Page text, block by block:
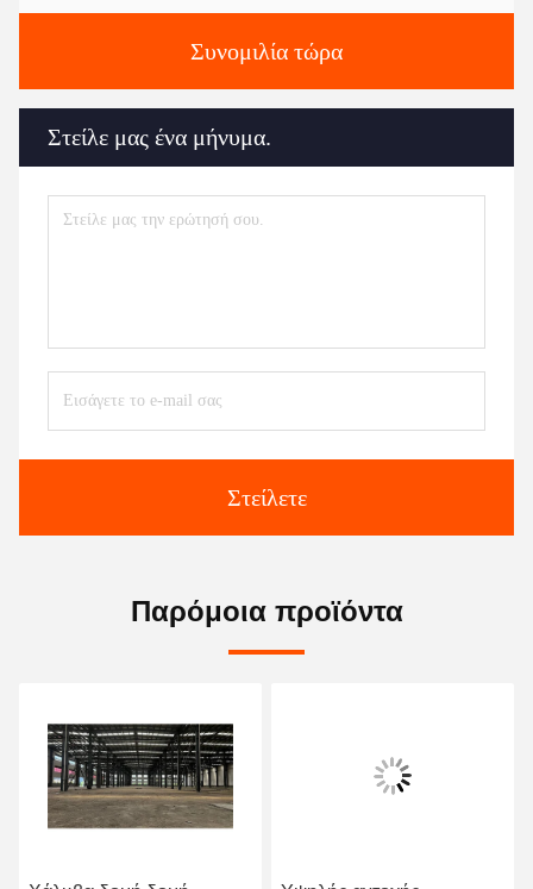
Συνομιλία τώρα
Στείλε μας ένα μήνυμα.
Στείλετε
Παρόμοια προϊόντα